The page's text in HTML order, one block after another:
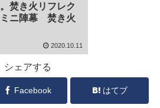
焚き火リフレク
ニ陣幕 焚き火
2020.10.11
シェアする
Facebook はてブ